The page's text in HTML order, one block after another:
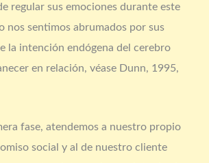
regular sus emociones durante este
nos sentimos abrumados por sus
la intención endógena del cerebro
en relación, véase Dunn, 1995,
fase, atendemos a nuestro propio
social y al de nuestro cliente